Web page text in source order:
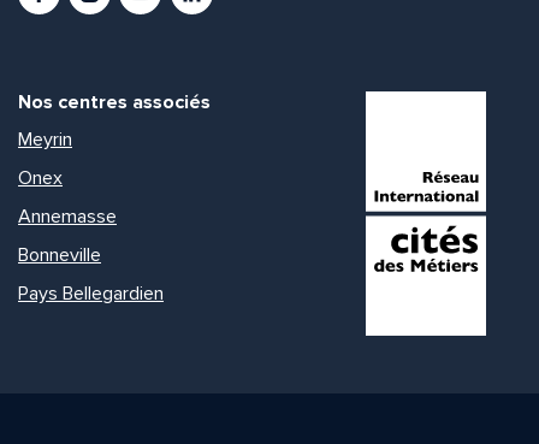
Nos centres associés
Meyrin
Onex
Annemasse
Bonneville
Pays Bellegardien